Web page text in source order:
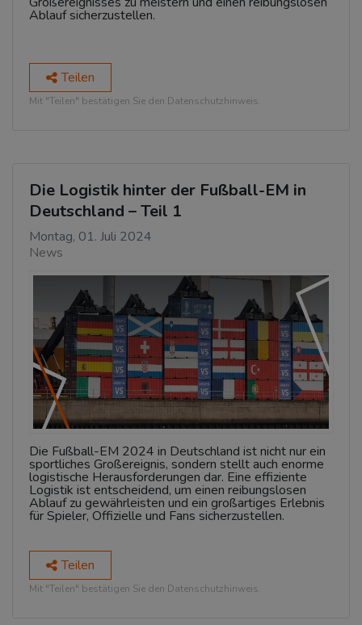
Ablauf sicherzustellen.
Teilen
Mit "Teilen" bestätigen Sie den Datenschutzhinweis.
Die Logistik hinter der Fußball-EM in
Deutschland – Teil 1
Montag, 01. Juli 2024
News
Die Fußball-EM 2024 in Deutschland ist nicht nur ein
sportliches Großereignis, sondern stellt auch enorme
logistische Herausforderungen dar. Eine effiziente
Logistik ist entscheidend, um einen reibungslosen
Ablauf zu gewährleisten und ein großartiges Erlebnis
für Spieler, Offizielle und Fans sicherzustellen.
Teilen
Mit "Teilen" bestätigen Sie den Datenschutzhinweis.